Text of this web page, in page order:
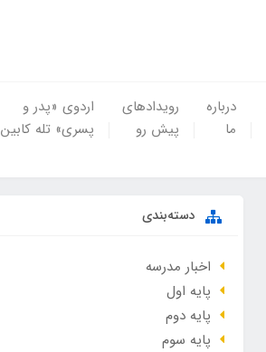
درباره
ما
رویدادهای
پیش رو
اردوی «پدر و
پسری» تله کابین
دسته‌بندی
اخبار مدرسه
پایه اول
پایه دوم
پایه سوم